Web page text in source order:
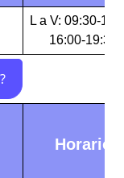
L a V: 09:30-
16:00-19:30
Horario